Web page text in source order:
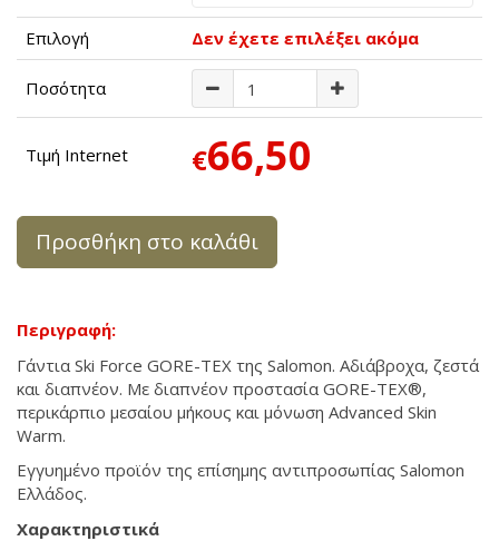
Επιλογή Δεν έχετε επιλέξει ακόμα
Ποσότητα
Τιμή Internet €66,50
Προσθήκη στο καλάθι
Περιγραφή:
Γάντια Ski Force GORE-TEX της Salomon. Αδιάβροχα, ζεστά
και διαπνέον. Με διαπνέον προστασία GORE-TEX®,
περικάρπιο μεσαίου μήκους και μόνωση Advanced Skin
Warm.
Εγγυημένο προϊόν της επίσημης αντιπροσωπίας Salomon
Ελλάδος.
Χαρακτηριστικά